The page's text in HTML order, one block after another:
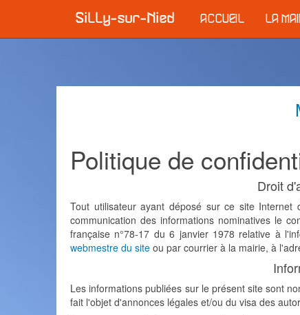
ACCUEIL LA
Politique de
Droit
Tout utilisateur ayant déposé sur ce site Internet
communication des informations nominatives le
française n°78-17 du 6 janvier 1978 relative à
webmestre du site ou par courrier à la mairie, à
Les informations publiées sur le présent site sont
fait l'objet d'annonces légales et/ou du visa des